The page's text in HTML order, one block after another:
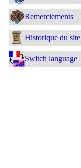
Remerciements
Historique du site
Switch language